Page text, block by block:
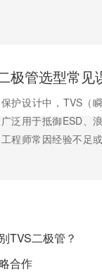
极管选型常见
护设计中，TVS（
泛用于抵御ESD、
程师常因经验不足
TVS二极管？
合作